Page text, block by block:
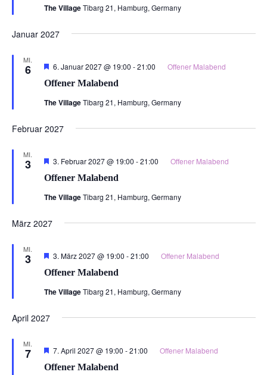
The VillageTibarg 21, Hamburg, Germany
Januar 2027
MI.
6
Offener Malabend
Hervorgehoben
6. Januar 2027 @ 19:00 -21:00 Offener Malabend
The VillageTibarg 21, Hamburg, Germany
Februar 2027
MI.
3
Offener Malabend
Hervorgehoben
3. Februar 2027 @ 19:00 -21:00 Offener Malabend
The VillageTibarg 21, Hamburg, Germany
März 2027
MI.
3
Offener Malabend
Hervorgehoben
3. März 2027 @ 19:00 -21:00 Offener Malabend
The VillageTibarg 21, Hamburg, Germany
April 2027
MI.
7
Offener Malabend
Hervorgehoben
7. April 2027 @ 19:00 -21:00 Offener Malabend